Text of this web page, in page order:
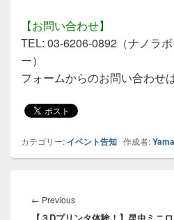
【お問い合わせ】
TEL: 03-6206-0892（ナノラ
ー）
フォームからのお問い合わせ
カテゴリー: イベント告知 作成者:
稿
ナ
← Previous